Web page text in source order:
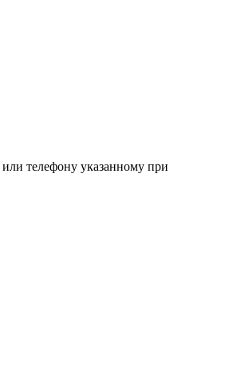
телефону указанному при